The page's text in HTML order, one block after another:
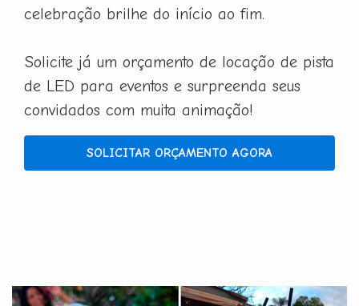
celebração brilhe do início ao fim.
Solicite já um orçamento de locação de pista
de LED para eventos e surpreenda seus
convidados com muita animação!
SOLICITAR ORÇAMENTO AGORA